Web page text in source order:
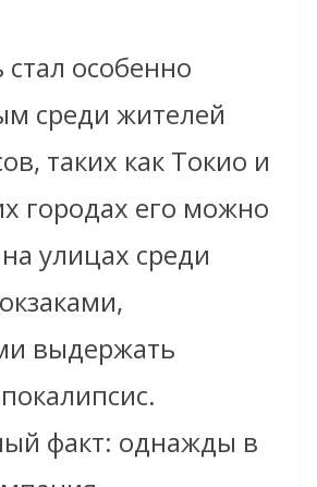
стал особенно
среди жителей
таких как Токио и
городах его можно
улицах среди
выдержать
факт: однажды в